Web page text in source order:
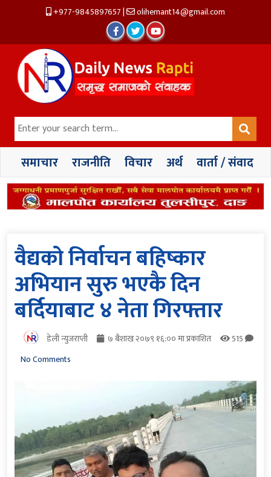
+977-9845897657| olihemant14@gmail.com
समाचार राजनीति विचार अर्थ वार्ता / संवाद
वैद्यको निर्वाचन बहिष्कार
अभियान सुरु भएकै दिन
बर्दियाबाट ४ नेता गिरफ्तार
डेली न्युजराप्ती ७ बैशाख २०७९ १६:०० मा प्रकाशित
515
No Comments